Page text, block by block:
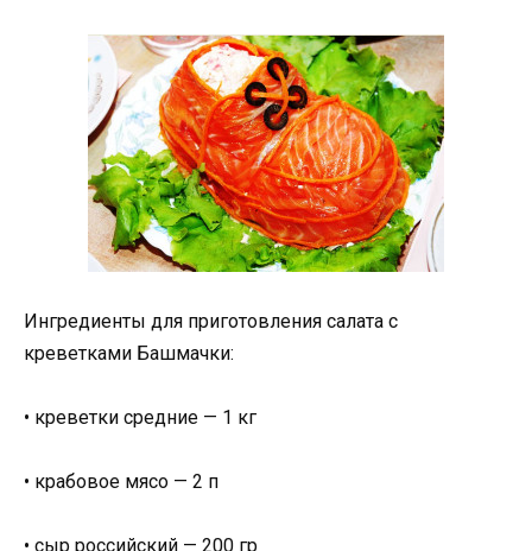
Ингредиенты для приготовления салата с
креветками Башмачки:
• креветки средние — 1 кг
• крабовое мясо — 2 п
• сыр российский — 200 гр